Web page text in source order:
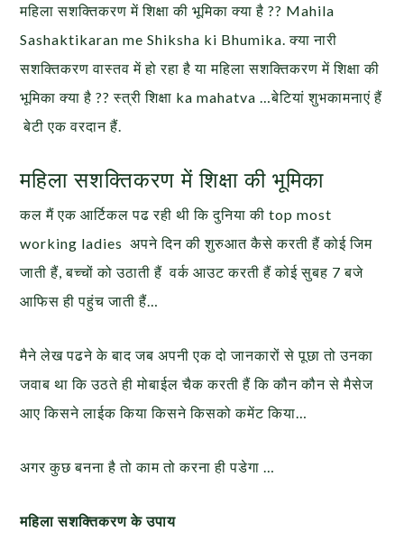
महिला सशक्तिकरण में शिक्षा की भूमिका क्या है ?? Mahila
Sashaktikaran me Shiksha ki Bhumika. क्या नारी
सशक्तिकरण वास्तव में हो रहा है या महिला सशक्तिकरण में शिक्षा की
भूमिका क्या है ?? स्त्री शिक्षा ka mahatva …बेटियां शुभकामनाएं हैं
बेटी एक वरदान हैं.
महिला सशक्तिकरण में शिक्षा की भूमिका
कल मैं एक आर्टिकल पढ रही थी कि दुनिया की top most
working ladies अपने दिन की शुरुआत कैसे करती हैं कोई जिम
जाती हैं, बच्चों को उठाती हैं वर्क आउट करती हैं कोई सुबह 7 बजे
आफिस ही पहुंच जाती हैं…
मैने लेख पढने के बाद जब अपनी एक दो जानकारों से पूछा तो उनका
जवाब था कि उठते ही मोबाईल चैक करती हैं कि कौन कौन से मैसेज
आए किसने लाईक किया किसने किसको कमेंट किया…
अगर कुछ बनना है तो काम तो करना ही पडेगा …
महिला सशक्तिकरण के उपाय